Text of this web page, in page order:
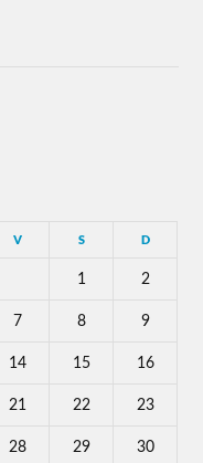
V S D
1 2
7 8 9
14 15 16
21 22 23
28 29 30